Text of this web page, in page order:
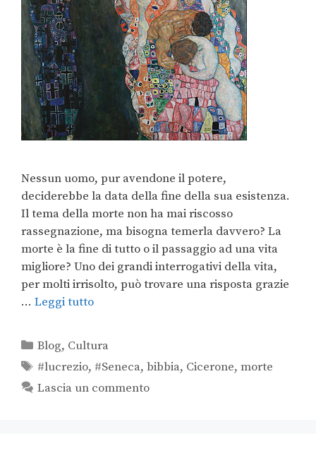
Nessun uomo, pur avendone il potere,
deciderebbe la data della fine della sua esistenza.
Il tema della morte non ha mai riscosso
rassegnazione, ma bisogna temerla davvero? La
morte è la fine di tutto o il passaggio ad una vita
migliore? Uno dei grandi interrogativi della vita,
per molti irrisolto, può trovare una risposta grazie
… Leggi tutto
Blog, Cultura
#lucrezio, #Seneca,bibbia, Cicerone,morte
Lascia un commento